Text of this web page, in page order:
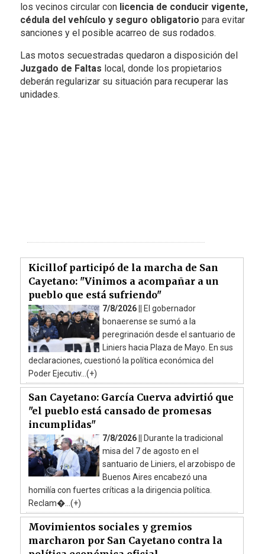
los vecinos circular con licencia de conducir vigente,
cédula del vehículo y seguro obligatorio para evitar
sanciones y el posible acarreo de sus rodados.
Las motos secuestradas quedaron a disposición del
Juzgado de Faltas local, donde los propietarios
deberán regularizar su situación para recuperar las
unidades.
Kicillof participó de la marcha de San
Cayetano: "Vinimos a acompañar a un
pueblo que está sufriendo"
7/8/2026 ||
El gobernador
bonaerense se sumó a la
peregrinación desde el santuario de
Liniers hacia Plaza de Mayo. En sus
declaraciones, cuestionó la política económica del
Poder Ejecutiv...(+)
San Cayetano: García Cuerva advirtió que
"el pueblo está cansado de promesas
incumplidas"
7/8/2026 ||
Durante la tradicional
misa del 7 de agosto en el
santuario de Liniers, el arzobispo de
Buenos Aires encabezó una
homilía con fuertes críticas a la dirigencia política.
Reclam�...(+)
Movimientos sociales y gremios
marcharon por San Cayetano contra la